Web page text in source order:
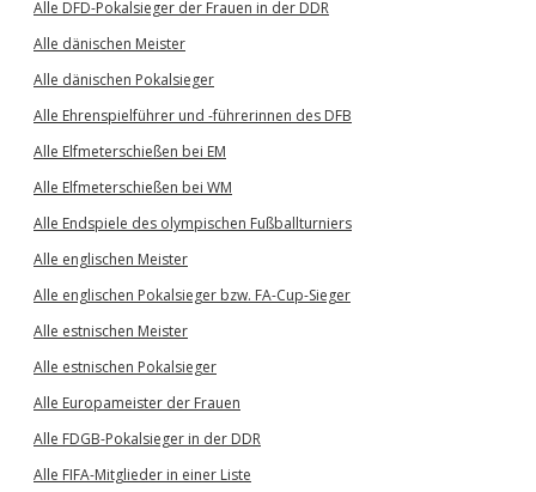
Alle DFD-Pokalsieger der Frauen in der DDR
Alle dänischen Meister
Alle dänischen Pokalsieger
Alle Ehrenspielführer und -führerinnen des DFB
Alle Elfmeterschießen bei EM
Alle Elfmeterschießen bei WM
Alle Endspiele des olympischen Fußballturniers
Alle englischen Meister
Alle englischen Pokalsieger bzw. FA-Cup-Sieger
Alle estnischen Meister
Alle estnischen Pokalsieger
Alle Europameister der Frauen
Alle FDGB-Pokalsieger in der DDR
Alle FIFA-Mitglieder in einer Liste